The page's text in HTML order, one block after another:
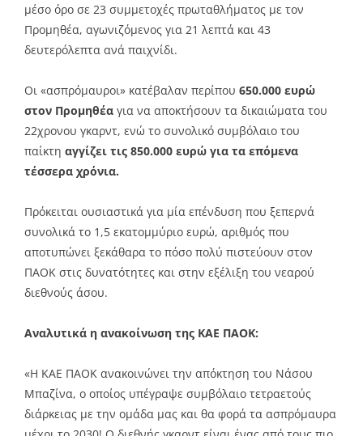
μέσο όρο σε 23 συμμετοχές πρωταθλήματος με τον
Προμηθέα, αγωνιζόμενος για 21 λεπτά και 43
δευτερόλεπτα ανά παιχνίδι.
Οι «ασπρόμαυροι» κατέβαλαν περίπου 650.000 ευρώ
στον Προμηθέα για να αποκτήσουν τα δικαιώματα του
22χρονου γκαρντ, ενώ το συνολικό συμβόλαιο του
παίκτη αγγίζει τις 850.000 ευρώ για τα επόμενα
τέσσερα χρόνια.
Πρόκειται ουσιαστικά για μία επένδυση που ξεπερνά
συνολικά το 1,5 εκατομμύριο ευρώ, αριθμός που
αποτυπώνει ξεκάθαρα το πόσο πολύ πιστεύουν στον
ΠΑΟΚ στις δυνατότητες και στην εξέλιξη του νεαρού
διεθνούς άσου.
Αναλυτικά η ανακοίνωση της ΚΑΕ ΠΑΟΚ:
«Η ΚΑΕ ΠΑΟΚ ανακοινώνει την απόκτηση του Νάσου
Μπαζίνα, ο οποίος υπέγραψε συμβόλαιο τετραετούς
διάρκειας με την ομάδα μας και θα φορά τα ασπρόμαυρα